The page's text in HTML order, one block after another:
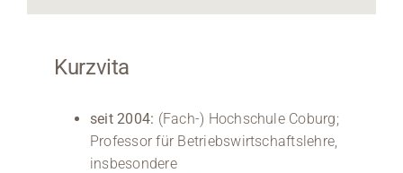
Kurzvita
seit 2004: (Fach-) Hochschule Coburg;
Professor für Betriebswirtschaftslehre,
insbesondere